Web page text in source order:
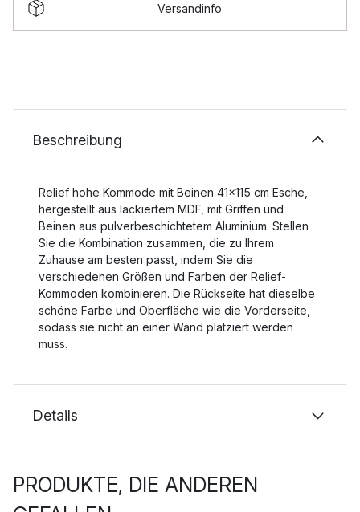
Versandinfo
Beschreibung
Relief hohe Kommode mit Beinen 41x115 cm Esche,
hergestellt aus lackiertem MDF, mit Griffen und
Beinen aus pulverbeschichtetem Aluminium. Stellen
Sie die Kombination zusammen, die zu Ihrem
Zuhause am besten passt, indem Sie die
verschiedenen Größen und Farben der Relief-
Kommoden kombinieren. Die Rückseite hat dieselbe
schöne Farbe und Oberfläche wie die Vorderseite,
sodass sie nicht an einer Wand platziert werden
muss.
Details
PRODUKTE, DIE ANDEREN